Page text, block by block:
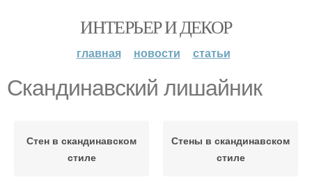
ИНТЕРЬЕР И ДЕКОР
главная новости статьи
Скандинавский лишайник
Стен в скандинавском
стиле
Стены в скандинавском
стиле